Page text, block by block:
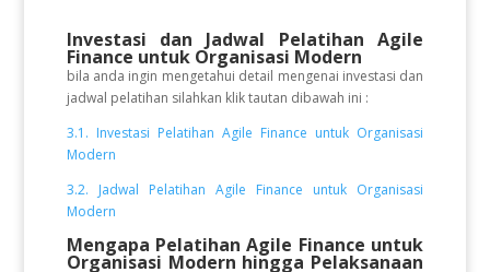
Investasi dan Jadwal Pelatihan Agile
Finance untuk Organisasi Modern
bila anda ingin mengetahui detail mengenai investasi dan
jadwal pelatihan silahkan klik tautan dibawah ini :
3.1. Investasi Pelatihan Agile Finance untuk Organisasi
Modern
3.2. Jadwal Pelatihan Agile Finance untuk Organisasi
Modern
Mengapa Pelatihan Agile Finance untuk
Organisasi Modern hingga Pelaksanaan